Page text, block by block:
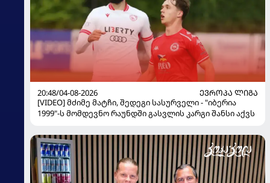
20:48/04-08-2026
ᲔᲕᲠᲝᲞᲐ ᲚᲘᲒᲐ
[VIDEO] მძიმე მატჩი, შედეგი სასურველი - "იბერია
1999"-ს მომდევნო რაუნდში გასვლის კარგი შანსი აქვს